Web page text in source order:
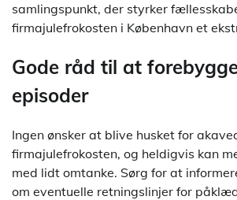
samlingspunkt, der styrker
firmajulefrokosten i København et
Gode råd til at
episoder
Ingen ønsker at blive husket for
firmajulefrokosten, og heldigvis kan
med lidt omtanke. Sørg for at
om eventuelle retningslinjer for